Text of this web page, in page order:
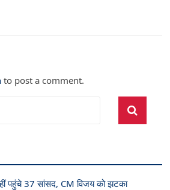
to post a comment.
पहुंचे 37 सांसद, CM विजय को झटका